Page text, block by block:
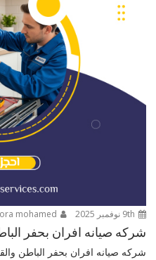
شركه صيانه افران بحفر الباطن
شركه صيانه افران بحفر الباطن